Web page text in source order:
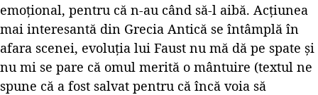
emoțional, pentru că n-au când să-l aibă. Acțiunea
mai interesantă din Grecia Antică se întâmplă în
afara scenei, evoluția lui Faust nu mă dă pe spate și
nu mi se pare că omul merită o mântuire (textul ne
spune că a fost salvat pentru că încă voia să